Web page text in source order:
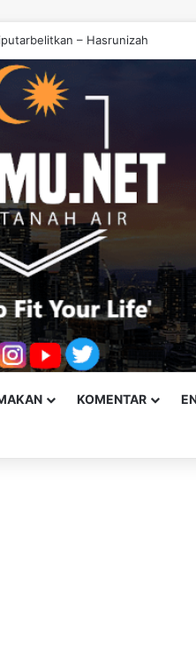
Salahkan Onn Hafiz – Haslinda
KOMENTAR